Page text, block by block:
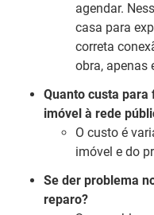
agendar.
casa para
correta
obra, apenas
Quanto custa para
imóvel à rede
O custo é
imóvel e do
Se der problema
reparo?